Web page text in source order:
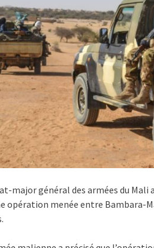
major général des armées du
opération menée entre Bambara-